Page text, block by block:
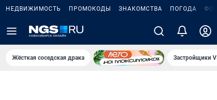
НЕДВИЖИМОСТЬ ПРОМОКОДЫ ЗНАКОМСТВА ПОГОДА
Жёсткая соседская драка Застройщики